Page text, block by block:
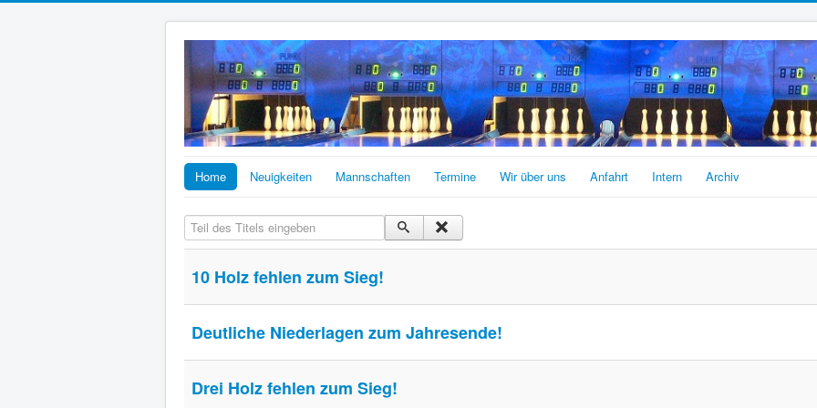
Home Neuigkeiten Mannschaften Termine Wir über uns Anfahrt Intern Archiv
Teil des Titels eingeben
10 Holz fehlen zum Sieg!
Deutliche Niederlagen zum Jahresende!
Drei Holz fehlen zum Sieg!